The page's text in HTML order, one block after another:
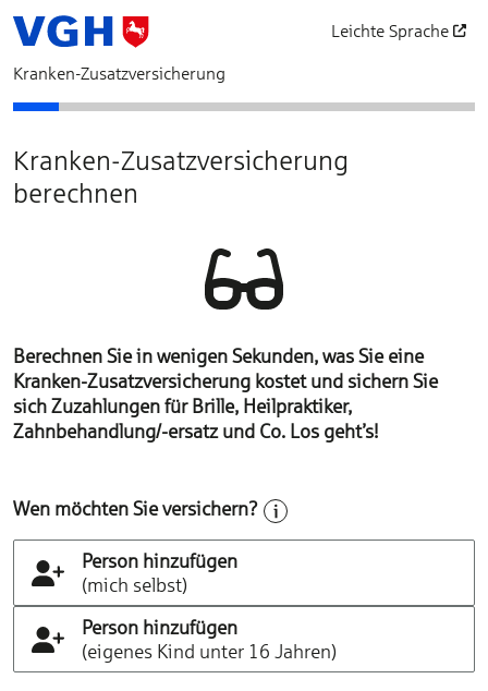
Leichte Sprache
Kranken-Zusatzversicherung
Bedarfsermittlung
Schutz auswählen
Unser Vorschlag für Ihre Krankenversicherung
Beratungsverzicht
Antragsfragen
Personendaten
ZahlungsdatenBeantragen
Kranken-Zusatzversicherung
berechnen
Berechnen Sie in wenigen Sekunden, was Sie eine
Kranken-Zusatz­ver­sich­erung kostet und sichern Sie
sich Zuzahlungen für Brille, Heilpraktiker,
Zahnbehandlung/­-ersatz und Co. Los geht’s!
Wen möchten Sie versichern?
Person hinzufügen
(mich selbst)
Person hinzufügen
(eigenes Kind unter 16 Jahren)